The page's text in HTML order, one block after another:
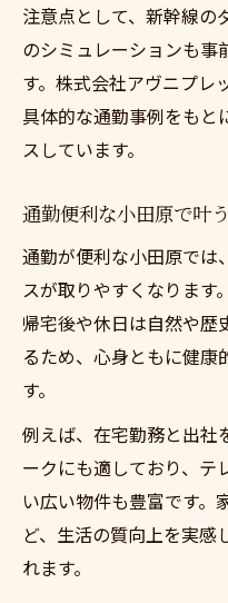
注意点として、新幹線の
のシミュレーションも事
す。株式会社アヴニプレ
具体的な通勤事例をもと
スしています。
通勤便利な小田原で叶
通勤が便利な小田原では
スが取りやすくなります
帰宅後や休日は自然や歴
るため、心身ともに健康
す。
例えば、在宅勤務と出社
ークにも適しており、テ
い広い物件も豊富です。
ど、生活の質向上を実
れます。